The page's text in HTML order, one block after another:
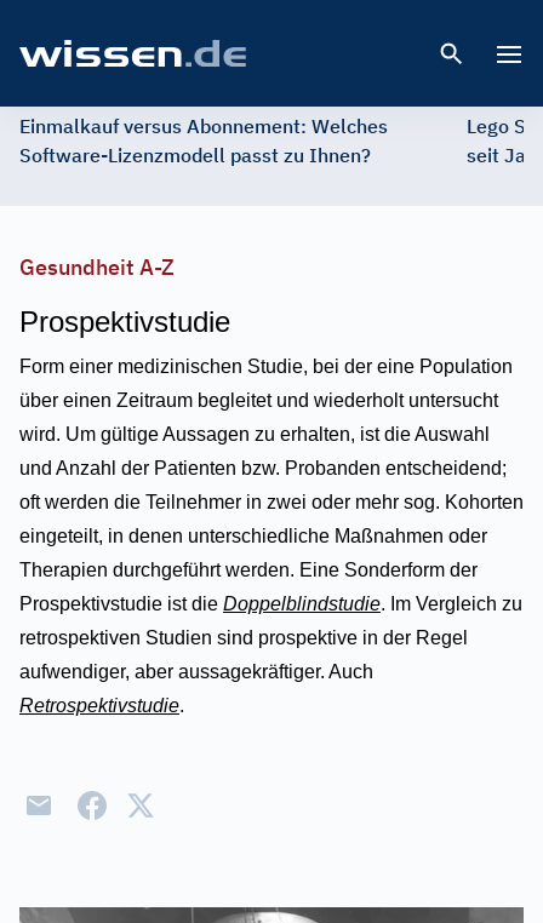
Einmalkauf versus Abonnement: Welches
Software-Lizenzmodell passt zu Ihnen?
Lego
seit
Gesundheit A-Z
Prospektivstudie
Form einer medizinischen Studie, bei der eine Population
über einen Zeitraum begleitet und wiederholt untersucht
wird. Um gültige Aussagen zu erhalten, ist die Auswahl
und Anzahl der Patienten bzw. Probanden entscheidend;
oft werden die Teilnehmer in zwei oder mehr sog. Kohorten
eingeteilt, in denen unterschiedliche Maßnahmen oder
Therapien durchgeführt werden. Eine Sonderform der
Prospektivstudie ist die Doppelblindstudie. Im Vergleich zu
retrospektiven Studien sind prospektive in der Regel
aufwendiger, aber aussagekräftiger. Auch
Retrospektivstudie.